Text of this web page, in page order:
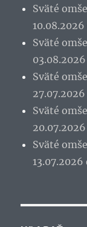
Sväté
Sväté
Sväté
Sväté
Sväté
13.07.2026